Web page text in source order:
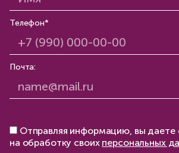
Телефон*
Почта:
Отправляя информацию, вы даете
на обработку своих персональных